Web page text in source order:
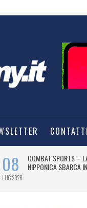
CONTATTI
08
LUG 2026
COMBAT SPORTS –
NIPPONICA SBARCA